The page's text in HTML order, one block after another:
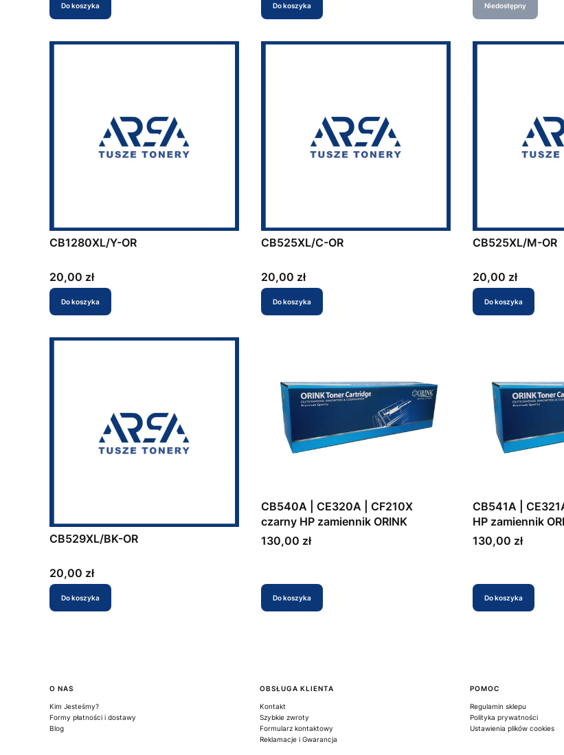
Do koszyka Do koszyka Niedostępny
CB1280XL/Y-OR
Cena
20,00 zł
Do koszyka
CB525XL/C-OR
Cena
20,00 zł
Do koszyka
CB525XL/M-OR
Cena
20,00 zł
Do koszyka
CB529XL/BK-OR
Cena
20,00 zł
Do koszyka
CB540A | CE320A | CF210X
czarny HP zamiennik ORINK
Cena
130,00 zł
Do koszyka
CB541A |
HP zamiennik
Cena
130,00 zł
Do koszyka
Linki w stopce
O NAS
Kim Jesteśmy?
Formy płatności i dostawy
Blog
OBSŁUGA KLIENTA
Kontakt
Szybkie zwroty
Formularz kontaktowy
Reklamacje i Gwarancja
POMOC
Regulamin sklepu
Polityka prywatności
Ustawienia plików cookies